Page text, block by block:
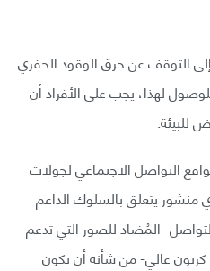
التوقف عن حرق الوقود الحفري
لهذا، يجب على الأفراد أن
للبيئة.
التواصل الاجتماعي لجولات
يتعلق بالسلوك الداعم
-المُضاد للصور التي تدعم
عالي- من شأنه أن يكون